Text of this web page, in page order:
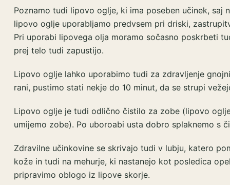
Poznamo tudi lipovo oglje, ki ima poseben učinek, saj
lipovo oglje uporabljamo predvsem pri driski,
Pri uporabi lipovega olja moramo sočasno poskrbeti
prej telo tudi zapustijo.
Lipovo oglje lahko uporabimo tudi za zdravljenje
rani, pustimo stati nekje do 10 minut, da se strupi
Lipovo oglje je tudi odlično čistilo za zobe (lipovo
umijemo zobe). Po uboroabi usta dobro splaknemo s
Zdravilne učinkovine se skrivajo tudi v lubju, katero
kože in tudi na mehurje, ki nastanejo kot posledica
pripravimo oblogo iz lipove skorje.